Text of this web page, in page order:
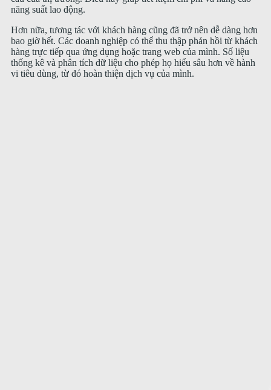
năng suất lao động.
Hơn nữa, tương tác với khách hàng cũng đã trở nên dễ dàng hơn
bao giờ hết. Các doanh nghiệp có thể thu thập phản hồi từ khách
hàng trực tiếp qua ứng dụng hoặc trang web của mình. Số liệu
thống kê và phân tích dữ liệu cho phép họ hiểu sâu hơn về hành
vi tiêu dùng, từ đó hoàn thiện dịch vụ của mình.